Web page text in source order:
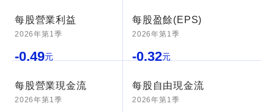
每股營業利益
2026年第1季
-0.49元
每股盈餘(EPS)
2026年第1季
-0.32元
每股營業現金流
2026年第1季
每股自由現金流
2026年第1季